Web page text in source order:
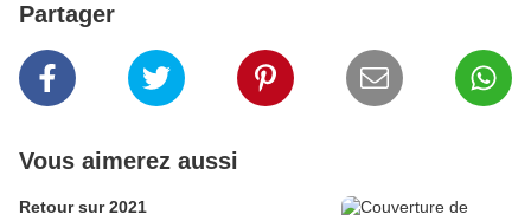
Partager
Vous aimerez aussi
Retour sur 2021